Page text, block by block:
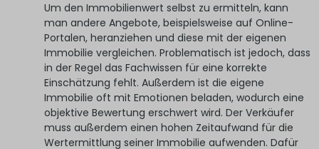
Um den Immobilienwert selbst zu ermitteln, kann
man andere Angebote, beispielsweise auf Online-
Portalen, heranziehen und diese mit der eigenen
Immobilie vergleichen. Problematisch ist jedoch, dass
in der Regel das Fachwissen für eine korrekte
Einschätzung fehlt. Außerdem ist die eigene
Immobilie oft mit Emotionen beladen, wodurch eine
objektive Bewertung erschwert wird. Der Verkäufer
muss außerdem einen hohen Zeitaufwand für die
Wertermittlung seiner Immobilie aufwenden. Dafür